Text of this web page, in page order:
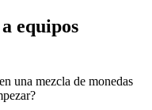
equipos
una mezcla de monedas